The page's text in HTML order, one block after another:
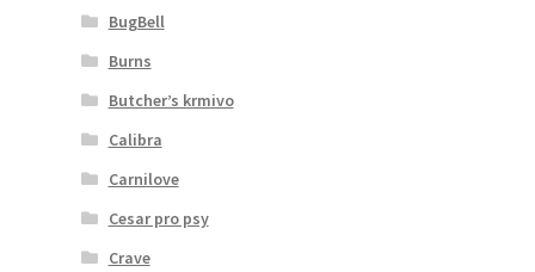
BugBell
Burns
Butcher’s krmivo
Calibra
Carnilove
Cesar pro psy
Crave